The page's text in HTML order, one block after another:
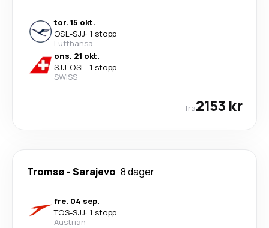
tor. 15 okt.
OSL-SJJ· 1 stopp
Lufthansa
ons. 21 okt.
SJJ-OSL· 1 stopp
SWISS
fra2153 kr
Tromsø -Sarajevo 8 dager
fre. 04 sep.
TOS-SJJ· 1 stopp
Austrian